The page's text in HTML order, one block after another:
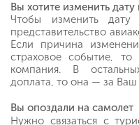
Вы хотите изменить дату
Чтобы изменить дату
представительство
Если причина
страховое событие, то
компания. В
доплата, то она — за Ваш
Вы опоздали на самолет
Нужно связаться с